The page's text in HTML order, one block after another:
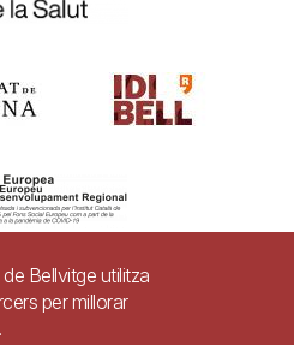
Bellvitge utilitza
per millorar